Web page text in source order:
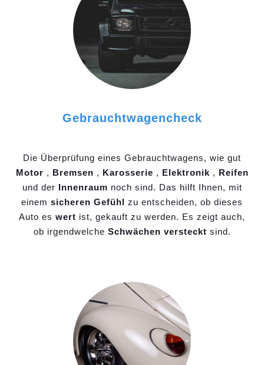
Gebrauchtwagencheck
Die Überprüfung eines Gebrauchtwagens, wie gut
Motor , Bremsen , Karosserie , Elektronik , Reifen
und der Innenraum noch sind. Das hilft Ihnen, mit
einem sicheren Gefühl zu entscheiden, ob dieses
Auto es wert ist, gekauft zu werden. Es zeigt auch,
ob irgendwelche Schwächen versteckt sind.